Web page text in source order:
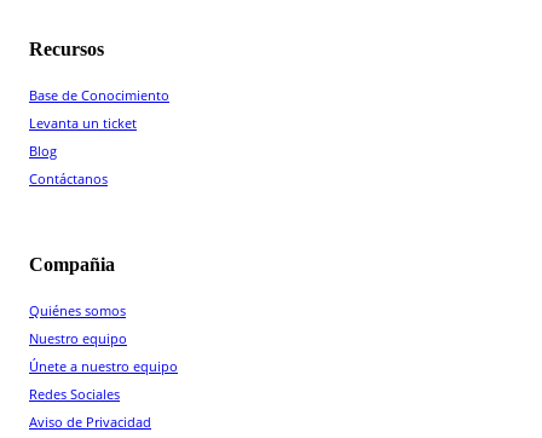
Recursos
Base de Conocimiento
Levanta un ticket
Blog
Contáctanos
Compañia
Quiénes somos
Nuestro equipo
Únete a nuestro equipo
Redes Sociales
Aviso de Privacidad